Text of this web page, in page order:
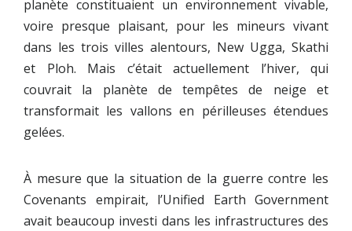
planète constituaient un environnement vivable,
voire presque plaisant, pour les mineurs vivant
dans les trois villes alentours, New Ugga, Skathi
et Ploh. Mais c’était actuellement l’hiver, qui
couvrait la planète de tempêtes de neige et
transformait les vallons en périlleuses étendues
gelées.
À mesure que la situation de la guerre contre les
Covenants empirait, l’Unified Earth Government
avait beaucoup investi dans les infrastructures des